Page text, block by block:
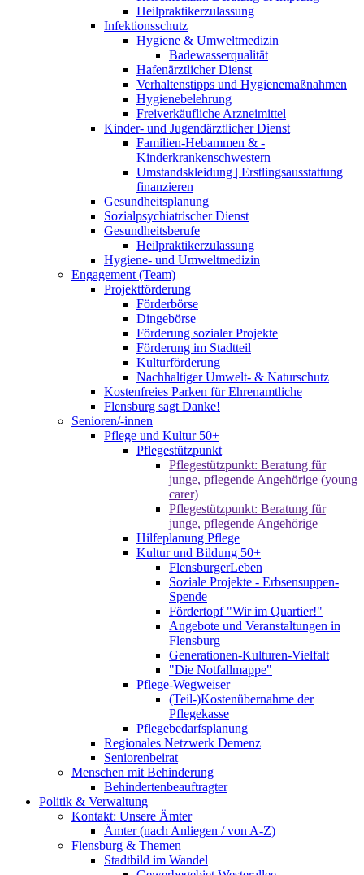
Heilpraktikerzulassung
Infektionsschutz
Hygiene & Umweltmedizin
Badewasserqualität
Hafenärztlicher Dienst
Verhaltenstipps und Hygienemaßnahmen
Hygienebelehrung
Freiverkäufliche Arzneimittel
Kinder- und Jugendärztlicher Dienst
Familien-Hebammen & -
Kinderkrankenschwestern
Umstandskleidung | Erstlingsausstattung
finanzieren
Gesundheitsplanung
Sozialpsychiatrischer Dienst
Gesundheitsberufe
Heilpraktikerzulassung
Hygiene- und Umweltmedizin
Engagement (Team)
Projektförderung
Förderbörse
Dingebörse
Förderung sozialer Projekte
Förderung im Stadtteil
Kulturförderung
Nachhaltiger Umwelt- & Naturschutz
Kostenfreies Parken für Ehrenamtliche
Flensburg sagt Danke!
Senioren/-innen
Pflege und Kultur 50+
Pflegestützpunkt
Pflegestützpunkt: Beratung für
junge, pflegende Angehörige (young
carer)
Pflegestützpunkt: Beratung für
junge, pflegende Angehörige
Hilfeplanung Pflege
Kultur und Bildung 50+
FlensburgerLeben
Soziale Projekte - Erbsensuppen-
Spende
Fördertopf "Wir im Quartier!"
Angebote und Veranstaltungen in
Flensburg
Generationen-Kulturen-Vielfalt
"Die Notfallmappe"
Pflege-Wegweiser
(Teil-)Kostenübernahme der
Pflegekasse
Pflegebedarfsplanung
Regionales Netzwerk Demenz
Seniorenbeirat
Menschen mit Behinderung
Behindertenbeauftragter
Politik & Verwaltung
Kontakt: Unsere Ämter
Ämter (nach Anliegen / von A-Z)
Flensburg & Themen
Stadtbild im Wandel